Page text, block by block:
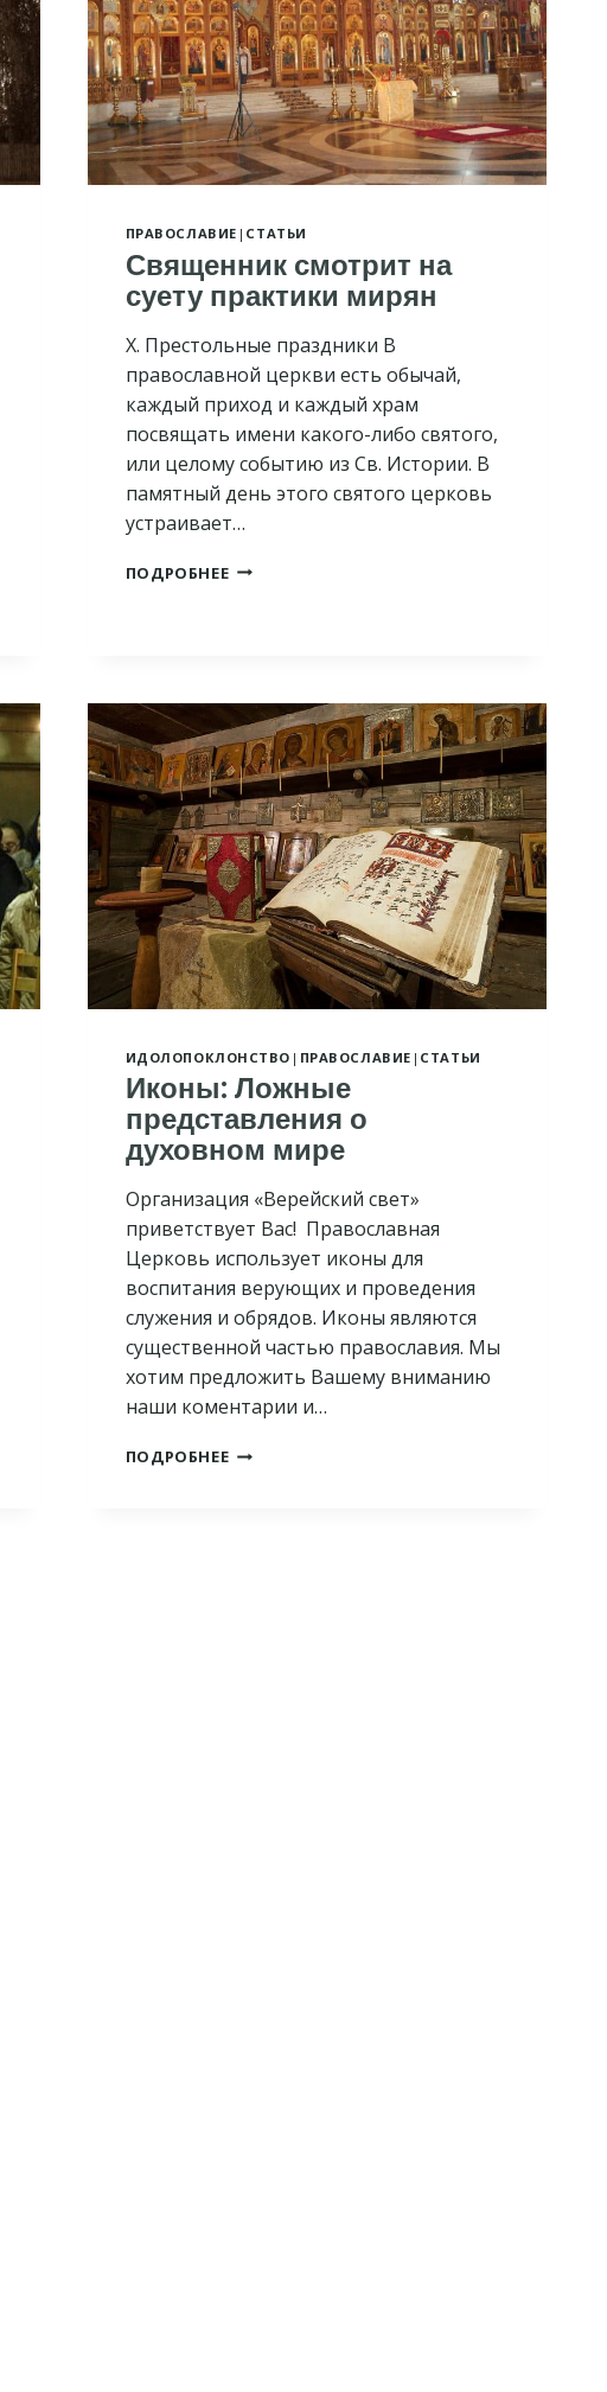
ПРАВОСЛАВИЕ | СТАТЬИ
Священник смотрит на
суету практики мирян
X. Престольные праздники В
православной церкви есть обычай,
каждый приход и каждый храм
посвящать имени какого-либо святого,
или целому событию из Св. Истории. В
памятный день этого святого церковь
устраивает…
ПОДРОБНЕЕ СВЯЩЕННИК
ИДОЛОПОКЛОНСТВО | ПРАВОСЛАВИЕ | СТАТЬИ
Иконы: Ложные
представления о
духовном мире
Организация «Верейский свет»
приветствует Вас! Православная
Церковь использует иконы для
воспитания верующих и проведения
служения и обрядов. Иконы являются
существенной частью православия. Мы
хотим предложить Вашему вниманию
наши коментарии и…
ПОДРОБНЕЕ ИКОНЫ: